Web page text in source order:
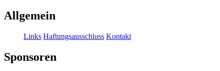
Allgemein
Links Haftungsausschluss Kontakt
Sponsoren